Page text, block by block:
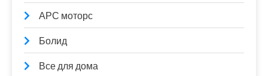
АРС моторс
Болид
Все для дома